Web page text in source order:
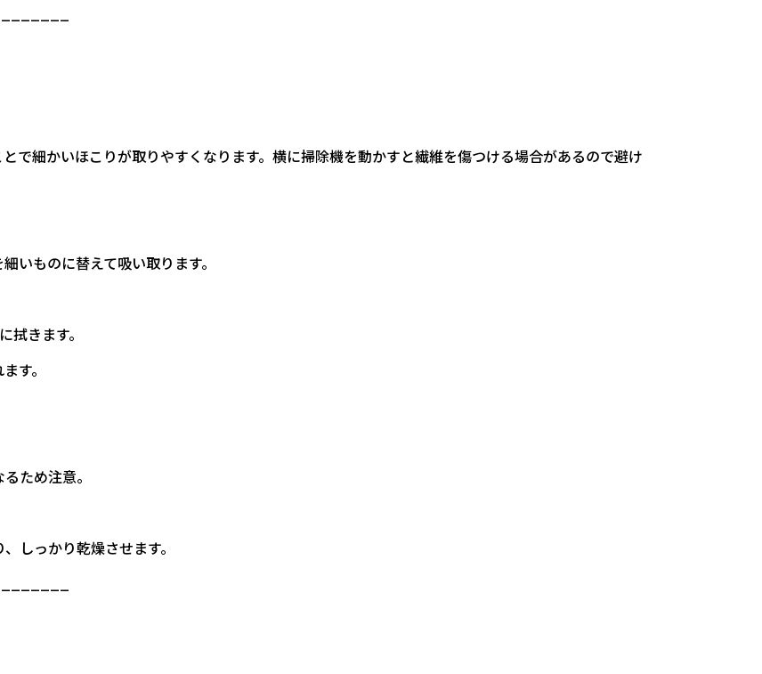
で細かいほこりが取りやすくなります。横に掃除機を動かすと繊維を傷つける場合があるので避け
いものに替えて吸い取ります。
拭きます。
す。
ため注意。
しっかり乾燥させます。